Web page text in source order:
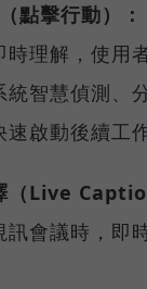
點擊行動）：
時理解，使用
統智慧偵測、
啟動後續工
（Live
訊會議時，即